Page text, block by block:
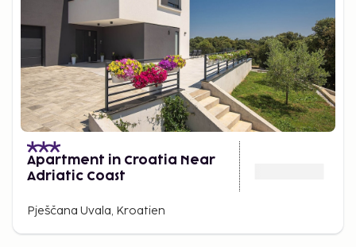
Apartment in Croatia Near
Adriatic Coast
Pješčana Uvala, Kroatien